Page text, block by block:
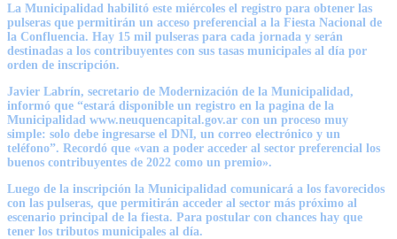
La Municipalidad habilitó este miércoles el registro para obtener las
pulseras que permitirán un acceso preferencial a la Fiesta Nacional de
la Confluencia. Hay 15 mil pulseras para cada jornada y serán
destinadas a los contribuyentes con sus tasas municipales al día por
orden de inscripción.
Javier Labrín, secretario de Modernización de la Municipalidad,
informó que “estará disponible un registro en la pagina de la
Municipalidad www.neuquencapital.gov.ar con un proceso muy
simple: solo debe ingresarse el DNI, un correo electrónico y un
teléfono”. Recordó que «van a poder acceder al sector preferencial los
buenos contribuyentes de 2022 como un premio».
Luego de la inscripción la Municipalidad comunicará a los favorecidos
con las pulseras, que permitirán acceder al sector más próximo al
escenario principal de la fiesta. Para postular con chances hay que
tener los tributos municipales al día.